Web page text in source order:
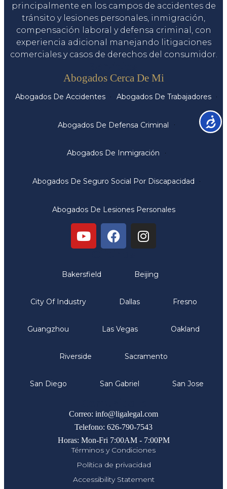
principalmente en los campos de accidentes de
tránsito y lesiones personales, inmigración,
compensación laboral y defensa criminal, con
experiencia adicional manejando litigaciones
comerciales y casos de derechos del consumidor.
Abogados Cerca De Mi
Abogados De Accidentes Abogados De Trabajadores
Abogados De Defensa Criminal
Abogados De Inmigración
Abogados De Seguro Social Por Discapacidad
Abogados De Lesiones Personales
Bakersfield Beijing
City Of Industry Dallas Fresno
Guangzhou Las Vegas Oakland
Riverside Sacramento
San Diego San Gabriel San Jose
Correo: info@ligalegal.com
Telefono: 626-790-7543
Horas: Mon-Fri 7:00AM - 7:00PM
Términos y Condiciones
Política de privacidad
Accessibility Statement